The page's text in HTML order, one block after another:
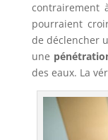
contrairement
pourraient
de déclencher
une
des eaux. La